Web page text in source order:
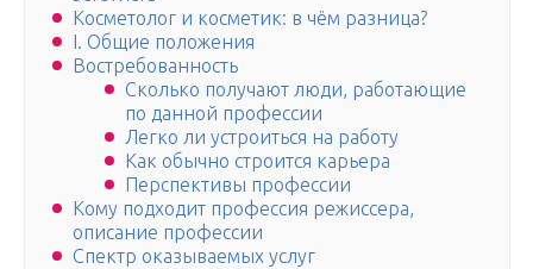
Косметолог и косметик: в чём разница?
I. Общие положения
Востребованность
Сколько получают люди, работающие
по данной профессии
Легко ли устроиться на работу
Как обычно строится карьера
Перспективы профессии
Кому подходит профессия режиссера,
описание профессии
Спектр оказываемых услуг